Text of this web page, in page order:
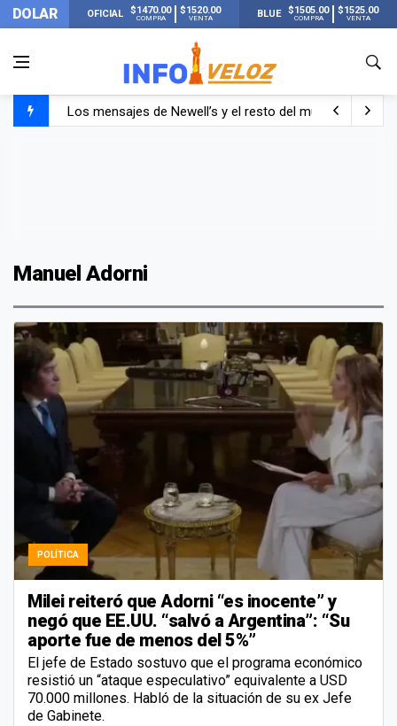
DOLAR OFICIAL $1470.00
COMPRA
$1520.00
VENTA BLUE $1505.00
COMPRA
$1525.00
VENTA
Los mensajes de Newell’s y el resto del mundo del
Manuel Adorni
POLÍTICA
Milei reiteró que Adorni “es inocente” y
negó que EE.UU. “salvó a Argentina”: “Su
aporte fue de menos del 5%”
El jefe de Estado sostuvo que el programa económico
resistió un “ataque especulativo” equivalente a USD
70.000 millones. Habló de la situación de su ex Jefe
de Gabinete.